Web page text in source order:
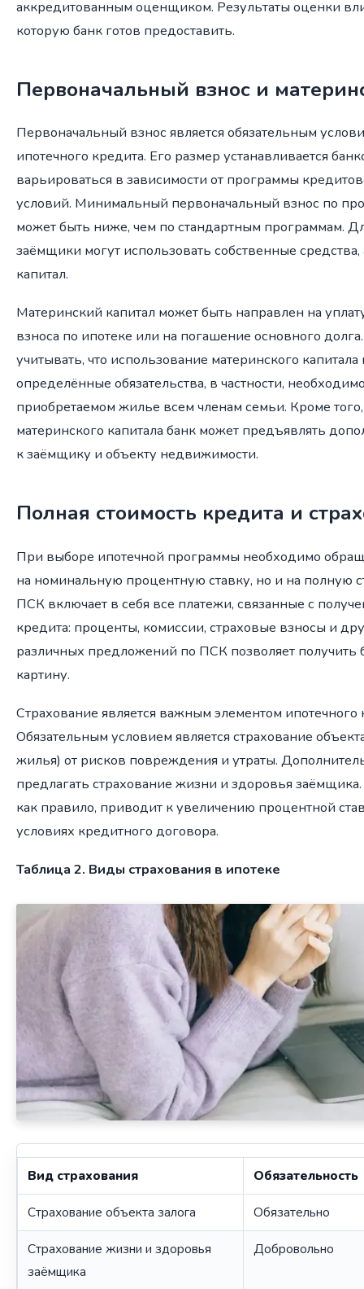
аккредитованным оценщиком. Результаты оценки
которую банк готов предоставить.
Первоначальный взнос и
Первоначальный взнос является обязательным
ипотечного кредита. Его размер устанавливается
варьироваться в зависимости от программы
условий. Минимальный первоначальный взнос по
может быть ниже, чем по стандартным программам.
заёмщики могут использовать собственные
капитал.
Материнский капитал может быть направлен на
взноса по ипотеке или на погашение основного
учитывать, что использование материнского
определённые обязательства, в частности,
приобретаемом жилье всем членам семьи. Кроме
материнского капитала банк может предъявлять
к заёмщику и объекту недвижимости.
Полная стоимость кредита и
При выборе ипотечной программы необходимо
на номинальную процентную ставку, но и на полную
ПСК включает в себя все платежи, связанные с
кредита: проценты, комиссии, страховые взносы и
различных предложений по ПСК позволяет получить
картину.
Страхование является важным элементом ипотечного
Обязательным условием является страхование
жилья) от рисков повреждения и утраты.
предлагать страхование жизни и здоровья заёмщика.
как правило, приводит к увеличению процентной
условиях кредитного договора.
Таблица 2. Виды страхования в ипотеке
Вид страхования Обязательность
Страхование объекта залога Обязательно
Страхование жизни и здоровья
заёмщика
Добровольно